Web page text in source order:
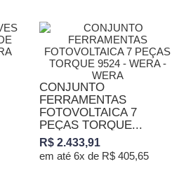
CONJUNTO
FERRAMENTAS
FOTOVOLTAICA 7
PEÇAS TORQUE...
R$ 2.433,91
em até 6x de R$ 405,65